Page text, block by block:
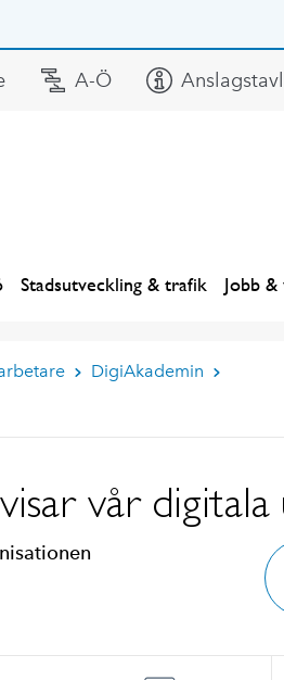
A-Ö
Stadsutveckling & trafik Jobb
DigiAkademin
vår